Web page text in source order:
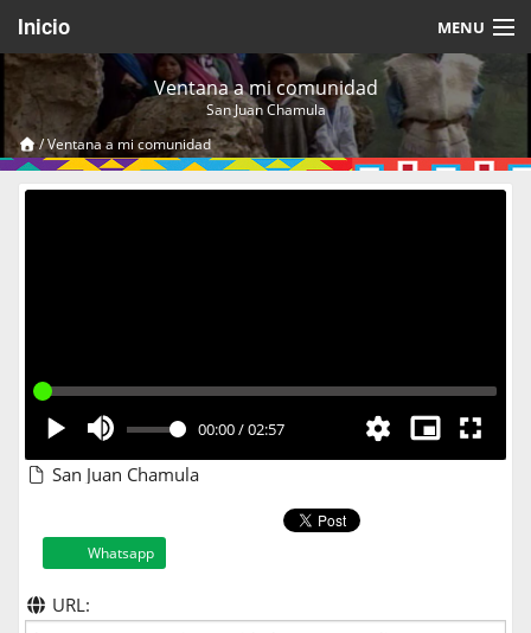
Inicio MENU
Acerca de
Videos Temáticos
Cerrar Sesión
Ventana a mi comunidad
San Juan Chamula
/Ventana a mi comunidad
00:00/02:57
San Juan Chamula
Whatsapp
URL: